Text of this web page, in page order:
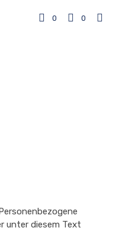
0 0
unter diesem Text